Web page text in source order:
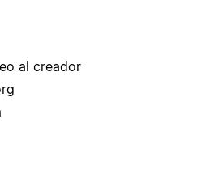
al creador